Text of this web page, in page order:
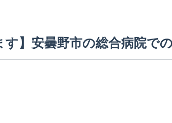
す】安曇野市の総合病院で